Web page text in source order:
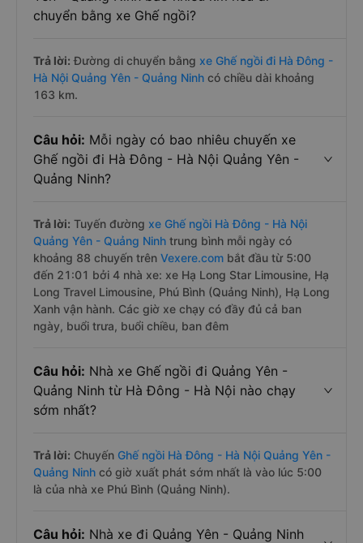
chuyển bằng xe Ghế ngồi?
Trả lời: Đường di chuyển bằng xe Ghế ngồi đi Hà Đông -
Hà Nội Quảng Yên - Quảng Ninh có chiều dài khoảng
163 km.
Câu hỏi: Mỗi ngày có bao nhiêu chuyến xe
Ghế ngồi đi Hà Đông - Hà Nội Quảng Yên -
Quảng Ninh?
Trả lời: Tuyến đường xe Ghế ngồi Hà Đông - Hà Nội
Quảng Yên - Quảng Ninh trung bình mỗi ngày có
khoảng 88 chuyến trên Vexere.com bắt đầu từ 5:00
đến 21:01 bởi 4 nhà xe: xe Hạ Long Star Limousine, Hạ
Long Travel Limousine, Phú Bình (Quảng Ninh), Hạ Long
Xanh vận hành. Các giờ xe chạy có đầy đủ cả ban
ngày, buổi trưa, buổi chiều, ban đêm
Câu hỏi: Nhà xe Ghế ngồi đi Quảng Yên -
Quảng Ninh từ Hà Đông - Hà Nội nào chạy
sớm nhất?
Trả lời: Chuyến Ghế ngồi Hà Đông - Hà Nội Quảng Yên -
Quảng Ninh có giờ xuất phát sớm nhất là vào lúc 5:00
là của nhà xe Phú Bình (Quảng Ninh).
Câu hỏi: Nhà xe đi Quảng Yên - Quảng Ninh